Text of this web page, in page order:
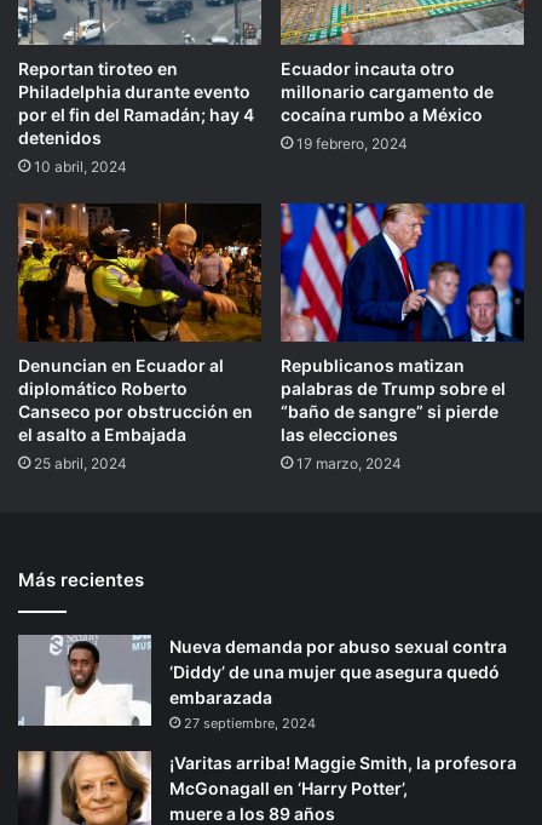
Reportan tiroteo en
Philadelphia durante evento
por el fin del Ramadán; hay 4
detenidos
10 abril, 2024
Ecuador incauta otro
millonario cargamento de
cocaína rumbo a México
19 febrero, 2024
Denuncian en Ecuador al
diplomático Roberto
Canseco por obstrucción en
el asalto a Embajada
25 abril, 2024
Republicanos matizan
palabras de Trump sobre el
“baño de sangre” si pierde
las elecciones
17 marzo, 2024
Más recientes
Nueva demanda por abuso sexual contra
‘Diddy’ de una mujer que asegura quedó
embarazada
27 septiembre, 2024
¡Varitas arriba! Maggie Smith, la profesora
McGonagall en ‘Harry Potter’,
muere a los 89 años